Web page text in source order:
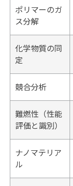
ポリマーのガ
ス分解
化学物質の同
定
競合分析
難燃性（性能
評価と識別）
ナノマテリア
ル